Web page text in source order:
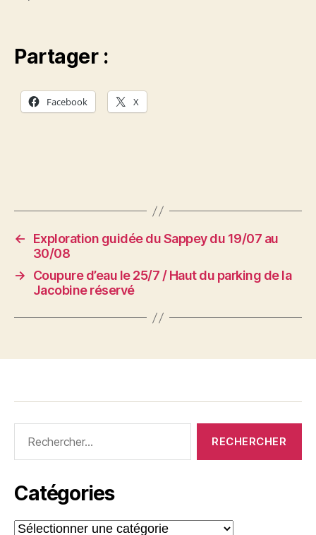
Partager :
Facebook X
←
Exploration guidée du Sappey du 19/07 au
30/08
→
Coupure d’eau le 25/7 / Haut du parking de la
Jacobine réservé
Catégories
Catégories